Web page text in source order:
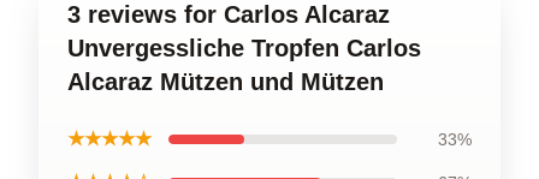
3 reviews for Carlos Alcaraz
Unvergessliche Tropfen Carlos
Alcaraz Mützen und Mützen
★★★★★ 33%